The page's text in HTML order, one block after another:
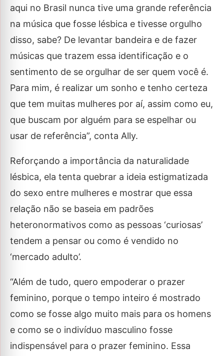
aqui no Brasil nunca tive uma grande referência
na música que fosse lésbica e tivesse orgulho
disso, sabe? De levantar bandeira e de fazer
músicas que trazem essa identificação e o
sentimento de se orgulhar de ser quem você é.
Para mim, é realizar um sonho e tenho certeza
que tem muitas mulheres por aí, assim como eu,
que buscam por alguém para se espelhar ou
usar de referência”, conta Ally.
Reforçando a importância da naturalidade
lésbica, ela tenta quebrar a ideia estigmatizada
do sexo entre mulheres e mostrar que essa
relação não se baseia em padrões
heteronormativos como as pessoas ‘curiosas’
tendem a pensar ou como é vendido no
‘mercado adulto’.
“Além de tudo, quero empoderar o prazer
feminino, porque o tempo inteiro é mostrado
como se fosse algo muito mais para os homens
e como se o indivíduo masculino fosse
indispensável para o prazer feminino. Essa